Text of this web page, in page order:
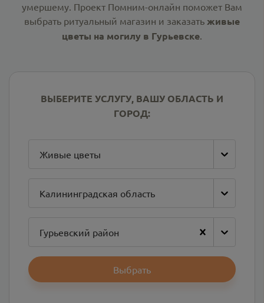
умершему. Проект Помним-онлайн поможет Вам
выбрать ритуальный магазин и заказать живые
цветы на могилу в Гурьевске.
ВЫБЕРИТЕ УСЛУГУ, ВАШУ ОБЛАСТЬ И
ГОРОД:
Живые цветы
Калининградская область
Гурьевский район
Выбрать